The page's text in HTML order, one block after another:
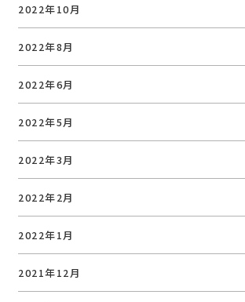
2022年10月
2022年8月
2022年6月
2022年5月
2022年3月
2022年2月
2022年1月
2021年12月